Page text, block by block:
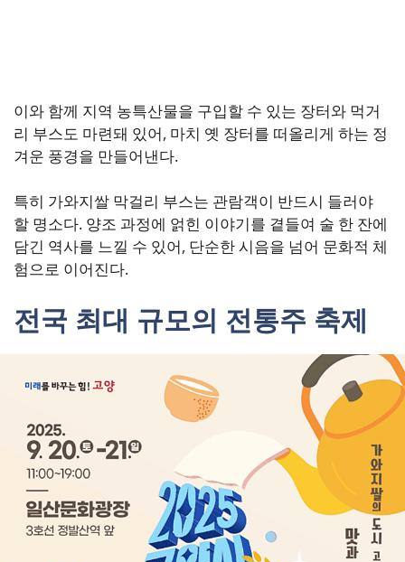
이와 함께 지역 농특산물을 구입할 수 있는 장터와 먹거
리 부스도 마련돼 있어, 마치 옛 장터를 떠올리게 하는 정
겨운 풍경을 만들어낸다.
특히 가와지쌀 막걸리 부스는 관람객이 반드시 들러야
할 명소다. 양조 과정에 얽힌 이야기를 곁들여 술 한 잔에
담긴 역사를 느낄 수 있어, 단순한 시음을 넘어 문화적 체
험으로 이어진다.
전국 최대 규모의 전통주 축제